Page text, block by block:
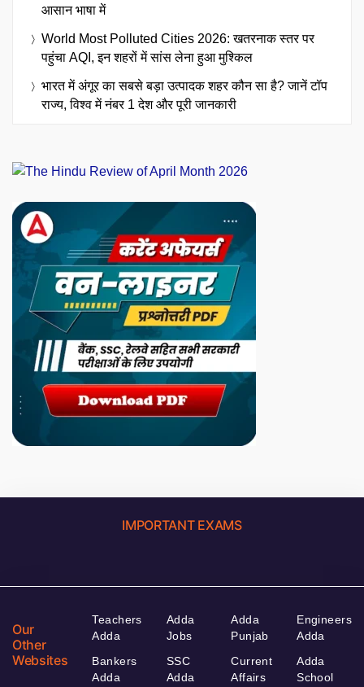
आसान भाषा में
World Most Polluted Cities 2026: खतरनाक स्तर पर
पहुंचा AQI, इन शहरों में सांस लेना हुआ मुश्किल
भारत में अंगूर का सबसे बड़ा उत्पादक शहर कौन सा है? जानें टॉप
राज्य, विश्व में नंबर 1 देश और पूरी जानकारी
IMPORTANT EXAMS
Our
Other
Websites
Teachers
Adda
Bankers
Adda
Adda
Jobs
SSC
Adda
Adda
Punjab
Current
Affairs
Engineers
Adda
Adda
School